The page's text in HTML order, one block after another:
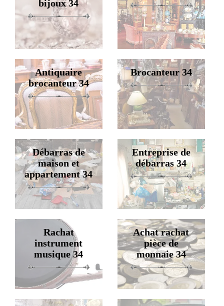
bijoux 34
Antiquaire
brocanteur 34
Brocanteur 34
Débarras de
maison et
appartement 34
Entreprise de
débarras 34
Rachat
instrument
musique 34
Achat rachat
pièce de
monnaie 34